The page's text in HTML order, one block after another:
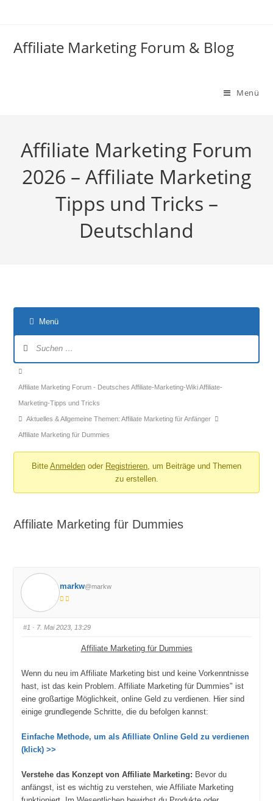
Affiliate Marketing Forum & Blog
Menü
Affiliate Marketing Forum
2026 – Affiliate Marketing
Tipps und Tricks –
Deutschland
Menü
Forum-
Breadcrumbs
-
Du
bist
hier:
Affiliate Marketing Forum - Deutsches Affiliate-Marketing-Wiki Affiliate-
Marketing-Tipps und Tricks
Aktuelles & Allgemeine Themen: Affiliate Marketing für Anfänger
Affiliate Marketing für Dummies
Bitte Anmelden oder Registrieren, um Beiträge und Themen
zu erstellen.
Affiliate Marketing für Dummies
markw@markw
#1 · 7. Mai 2023, 13:29
Affiliate Marketing für Dummies
Wenn du neu im Affiliate Marketing bist und keine Vorkenntnisse
hast, ist das kein Problem. Affiliate Marketing für Dummies" ist
eine großartige Möglichkeit, online Geld zu verdienen. Hier sind
einige grundlegende Schritte, die du befolgen kannst:
Einfache Methode, um als Afilliate Online Geld zu verdienen
(klick) >>
Verstehe das Konzept von Affiliate Marketing: Bevor du
anfängst, ist es wichtig zu verstehen, wie Affiliate Marketing